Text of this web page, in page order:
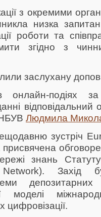
з окремими
низка
роботи та
згідно з
заслухану
подіях за
відповідальний
НБУВ Людмила
зустріч
знань
Захід
цифровізації.